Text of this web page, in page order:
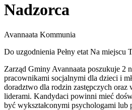
Nadzorca
Avannaata Kommunia
Do uzgodnienia Pełny etat Na miejscu
Zarząd Gminy Avannaata poszukuje 2
pracownikami socjalnymi dla dzieci i
doradztwo dla rodzin zastępczych oraz
liderami. Kandydaci powinni mieć
być wykształconymi psychologami lub